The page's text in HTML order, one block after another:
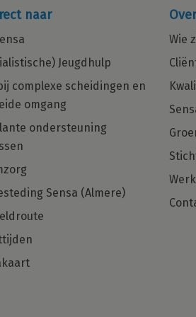
met een
beetje extra
Ben jij die Basis
hulpverlenershart
naar
Jeugdhulp
complexe scheidingen en
omgang
ondersteuning
Sensa (Almere)
Wie